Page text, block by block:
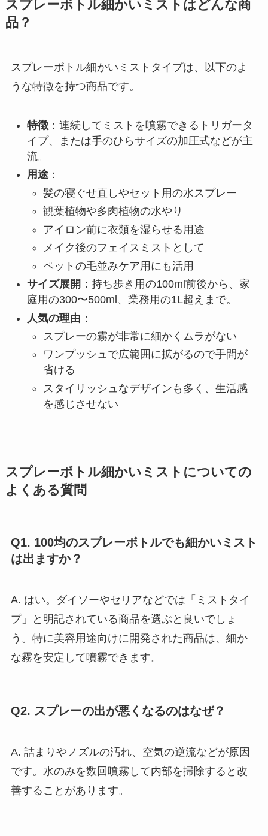
スプレーボトル細かいミストはどんな商
品？
スプレーボトル細かいミストタイプは、以下のよ
うな特徴を持つ商品です。
特徴：連続してミストを噴霧できるトリガータ
イプ、または手のひらサイズの加圧式などが主
流。
用途：
髪の寝ぐせ直しやセット用の水スプレー
観葉植物や多肉植物の水やり
アイロン前に衣類を湿らせる用途
メイク後のフェイスミストとして
ペットの毛並みケア用にも活用
サイズ展開 ：持ち歩き用の100ml前後から、家
庭用の300〜500ml、業務用の1L超えまで。
人気の理由 ：
スプレーの霧が非常に細かくムラがない
ワンプッシュで広範囲に拡がるので手間が
省ける
スタイリッシュなデザインも多く、生活感
を感じさせない
スプレーボトル細かいミストについての
よくある質問
Q1. 100均のスプレーボトルでも細かいミスト
は出ますか？
A. はい。ダイソーやセリアなどでは「ミストタイ
プ」と明記されている商品を選ぶと良いでしょ
う。特に美容用途向けに開発された商品は、細か
な霧を安定して噴霧できます。
Q2. スプレーの出が悪くなるのはなぜ？
A. 詰まりやノズルの汚れ、空気の逆流などが原因
です。水のみを数回噴霧して内部を掃除すると改
善することがあります。